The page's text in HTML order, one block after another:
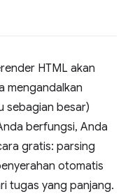
HTML akan
mengandalkan
sebagian besar)
berfungsi, Anda
gratis: parsing
otomatis
tugas yang panjang.